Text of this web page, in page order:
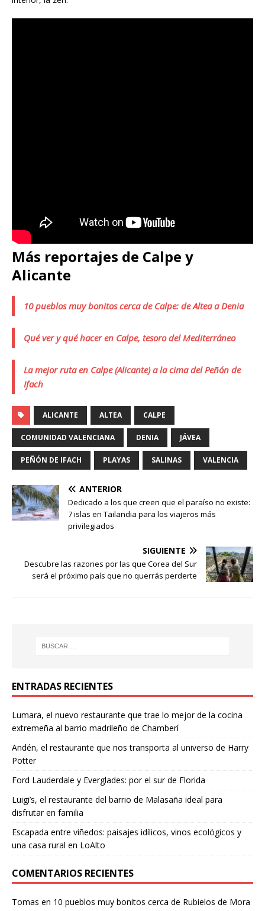
Más reportajes de Calpe y
Alicante
10 pueblos muy bonitos cerca de Calpe: de Altea a Denia
Qué ver y qué hacer en Calpe, tesoro del Mediterráneo
La mejor ruta en Calpe (Alicante) a la cima del Peñón de
Ifach
ALICANTE ALTEA CALPE
COMUNIDAD VALENCIANA DENIA JÁVEA
PEÑÓN DE IFACH PLAYAS SALINAS VALENCIA
ANTERIOR
Dedicado a los que creen que el paraíso no existe:
7 islas en Tailandia para los viajeros más
privilegiados
SIGUIENTE
Descubre las razones por las que Corea del Sur
será el próximo país que no querrás perderte
ENTRADAS RECIENTES
Lumara, el nuevo restaurante que trae lo mejor de la cocina
extremeña al barrio madrileño de Chamberí
Andén, el restaurante que nos transporta al universo de Harry
Potter
Ford Lauderdale y Everglades: por el sur de Florida
Luigi’s, el restaurante del barrio de Malasaña ideal para
disfrutar en familia
Escapada entre viñedos: paisajes idílicos, vinos ecológicos y
una casa rural en LoAlto
COMENTARIOS RECIENTES
Tomas en 10 pueblos muy bonitos cerca de Rubielos de Mora